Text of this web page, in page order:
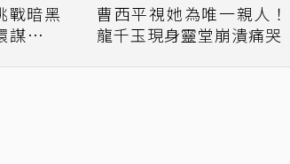
戰暗黑
殺計
曹西平視她為唯一親人！
龍千玉現身靈堂崩潰痛哭